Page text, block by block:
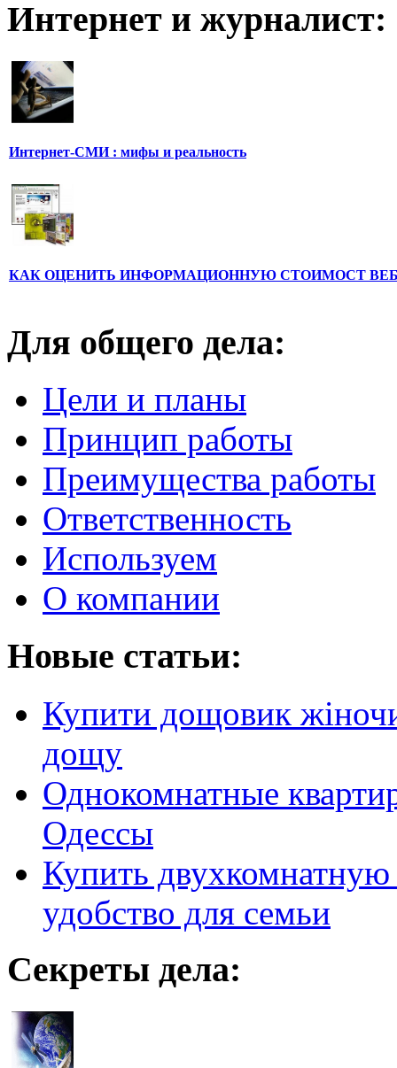
Интернет и журналист:
Интернет-СМИ : мифы и реальность
КАК ОЦЕНИТЬ ИНФОРМАЦИОННУЮ СТОИМОСТ
Для общего дела:
Цели и планы
Принцип работы
Преимущества работы
Ответственность
Используем
О компании
Новые статьи:
Купити дощовик
дощу
Однокомнатные
Одессы
Купить
удобство для семьи
Секреты дела: